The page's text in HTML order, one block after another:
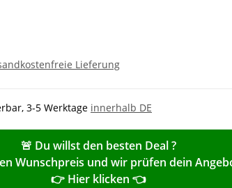
Lieferung
3-5 Werktage innerhalb DE
🚨 Du willst den besten Deal ?
Wunschpreis und wir prüfen dein
👉 Hier klicken 👈